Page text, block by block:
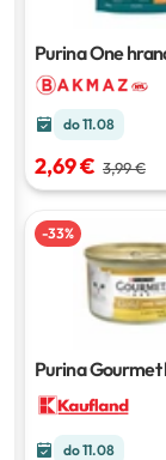
Purina One
mačke 450 g
do 11.08
2,69 € 3,99 €
-33%
Purina Gourmet
do 11.08